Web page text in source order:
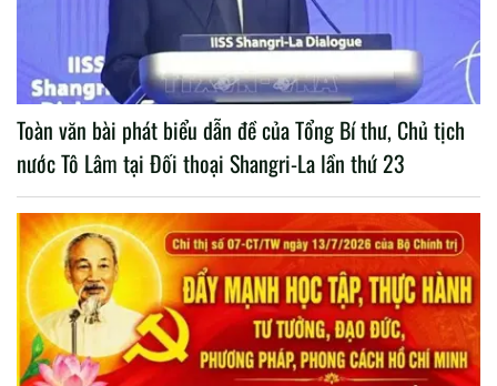
Toàn văn bài phát biểu dẫn đề của Tổng Bí thư, Chủ tịch
nước Tô Lâm tại Đối thoại Shangri-La lần thứ 23